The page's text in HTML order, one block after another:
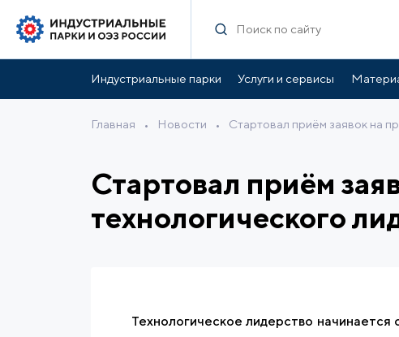
Индустриальные парки Услуги и сервисы
Главная • Новости • Стартовал приём заявок на
Стартовал приём
технологического
Технологическое лидерство начинается